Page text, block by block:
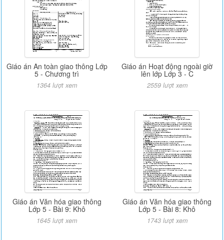
Giáo án An toàn giao thông Lớp
5 - Chương trì
1364 lượt xem
Giáo án Hoạt động ngoài giờ
lên lớp Lớp 3 - C
2559 lượt xem
Giáo án Văn hóa giao thông
Lớp 5 - Bài 9: Khô
1645 lượt xem
Giáo án Văn hóa giao thông
Lớp 5 - Bài 8: Khô
1743 lượt xem